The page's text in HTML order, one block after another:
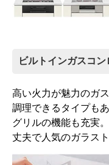
ビルトインガスコン
高い火力が魅力のガ
調理できるタイプも
グリルの機能も充実
丈夫で人気のガラス